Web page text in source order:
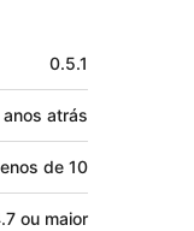
0.5.1
anos atrás
de 10
ou maior